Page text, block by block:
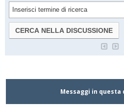
Messaggi in questa